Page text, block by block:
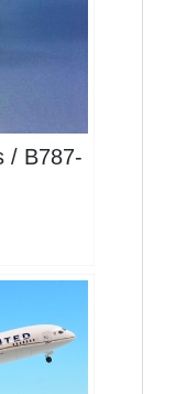
/ B787-